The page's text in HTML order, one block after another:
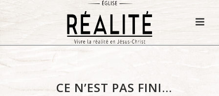
CE N’EST PAS FINI…